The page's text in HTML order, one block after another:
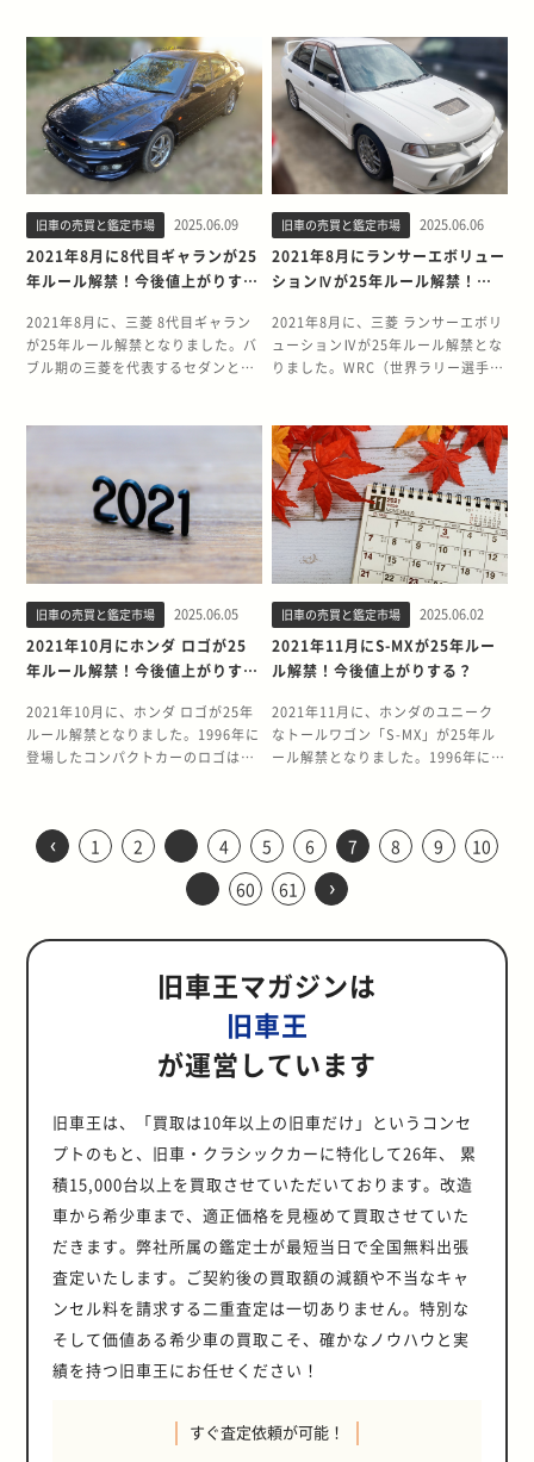
NR-A（6MT） 専用のスポーツイベ
ントが開催されるなど、モータース
ポーツを楽しむことに振ったベース
グレードです。ロードスターならで
はのこぎみ良い走りと、フロントサ
スタワーバーによる高い剛性感を得
られるのが魅力です。普段使いとス
ポーツシーンの両方を楽しみたいユ
ーザーに人気のグレードです。
RS（6MT） ロードスターの最上級
グレードです。専用のビルシュタイ
ン製ダンパーで質感の高い走りを楽
目を移すと最上級グレードらしく、
アルカンターラとナッパレザーが組
み合わされたRECARO社製シートが
ン ここからは、査定を有利にするた
めのオプション3選をお伝えしま
す。 Boseサウンドシステム ロード
スターに専用設計された合計9個の
スピーカーが、オープンスポーツカ
ーでありながら豊かなサウンドを可
能にしています。さらにロードスタ
ーのソフトトップ開閉を自動認識
し、状況に合わせて適切なチューニ
つく車両には決まって装着されてい
るほど、査定でプラスになるオプシ
ョンです。 ※Sレザーパッケージで
クルーズコントロールや交通標識認
識システム（TSR）、ドライバーア
テンションアラート（DAA）といっ
た運転支援を充実させるオプション
いる昨今においては、必須ともいえ
る装備であり、査定でもプラスにな
ります。 エアロパーツ ロードスタ
でなく、乗り心地にも寄与する人気
のオプションです。具体的にはエア
ロパーツにより空気の流れが整うた
上につながります。査定では全体の
バランスが重視されるため、社外品
ではなく、純正のエアロパーツが装
着されているとプラス査定が期待で
きます。 まとめ NDロードスターは
る車種のため、売却を考えるなら早
い方がおすすめです。当然ながら流
通量が多くなると、その分リセール
またスポーツカーは、走行距離や状
態の良さも評価に大きく影響しま
ーションフォルムだったこともあ
り、当時の人気はそこまで高くあり
ませんでした。 5代目シビックタイ
プR（FK2型・2015年発売）は、従
来のNAエンジンからターボチャージ
ャーエンジンに変更し、トルクフル
な走りが魅力のクルマです。その高
い運動性能で、2015年にニュルブル
クリンクサーキットでFF最速の称号
を手に入れたのは、記憶に新しいと
ころです。さらに日本導入数が750
台と少ないため、希少性が高いのも
イプR（FK8型・2017年発売）は、
ベースモデルとなるシビックの設計
をもとにした開発ではなく、タイプ
を辿った一台です。リアサスペンシ
ョンがマルチリンク式になり、進化
したレブマッチシステムと相まっ
て、2017年にニュルブルクリンクサ
ーキットのFF最速の座を奪い返しま
した。イギリスのカーオブザイヤー
に選ばれたことも影響し、歴代のタ
イプR史上最高の47,200台を販売し
ています。 7代目シビックタイプ
R（FL5型・2022年発売予定）は、
「Ultimate SPORT 2.0」をコンセ
ーの集大成モデルです。詳しいスペ
ックは現時点で未発表ですが、現行
のシビックをベースに各所ブラッシ
割型の運転席シートなど、新しいタ
イプRの発売が今から待ち遠しい限
りです。 特徴 高出力かつ高回転ま
で伸びのあるエンジンとキビキビと
タイプRの特徴です。徹底した空力
度域でも走りを楽しめるため、日本
を獲得している一台といえます。 シ
ビックタイプR FK8のリセールバリ
ューは良い？ シビックタイプRのリ
傾向です。背景として、もともと流
通量が少ない限定性と、内燃機関の
みで走る最後のタイプRとしての希
少性があります。リセールの状況を
見ると、3年後のリセールバリュー
バリュー（FK2）でも82%と驚異的
なリセールバリューを維持していま
す。人気のボディカラーはチャンピ
査定が狙えるオプション ここから
は、高額査定が狙える3つのオプシ
をより高めるオプションとして人気
が高く、日本車仕様にカスタマイズ
して乗る方やオリジナルの状態で乗
りたいと考えている方が多く存在し
ます。そのため、アメリカの日本車
愛好家にとって、25年ルール解禁は
まさに待ち望んでいた機会なので
す。 ▼詳しくはこちらアメリカ「25
年ルール」とは？名車の中古相場が
急騰するしくみ 25年ルール解禁でヴ
ェロッサは値上がりする？ 25年ルー
ルの解禁により、ヴェロッサの中古
車価格に変化が生じる可能性があり
すると、極端な値上がりは期待でき
ないでしょう。 ヴェロッサは、わず
か3年で製造・販売が終了した希少
いる個体数が限られているため、コ
また、トヨタのスポーツセダンとし
て洗練されたデザインと優れた走行
性能を兼ね備えているため、アメリ
カの日本車愛好家の注目を集める可
能性があります。 一方で、スカイラ
インGT-Rやランサーエボリューシ
ョンといった有名スポーツカーと比
較すると、海外での認知度や人気は
やや控えめです。そのため、値上が
い可能性もあります。 25年ルールが
解禁されるヴェロッサの魅力 ヴェロ
ッサの魅力は、高級セダンとしての
は、流麗で洗練されたデザインが特
徴で、当時としてはモダンで先進的
なスタイリングを採用していまし
た。 エンジンラインナップには、
FSE型）2.0L 直列6気筒（1G-FE
型）が設定されていました。特に
1JZ-GTEエンジンを搭載したモデル
は、最大出力280psを発生し、セダ
ンでありながらスポーツカーに匹敵
する加速性能を誇りました。また、
トヨタの先進技術であるVVT-i（可
し、高い走行性能と安定性を実現し
ました。 インテリアについても、高
セダンにふさわしい上質な空間を演
出しています。また、当時の最新装
備であるDVDナビゲーションシステ
ムやプレミアムサウンドシステムな
ども採用されており、快適性と利便
性を高いレベルで両立していまし
た。 ヴェロッサ以外で2026年に25
年ルールが解禁される車種一覧
2026年は、ヴェロッサ以外にも注目
ます。それぞれの解禁時期は以下の
とおりです。 ・アレックス（1
です。 ▼詳しくはこちらアメリカ
「25年ルール」とは？名車の中古相
場が急騰するしくみ 25年ルール解禁
で3代目ウィンダムは値上がりす
る？ 3代目ウィンダムの25年ルール
解禁による価格変動については、慎
重にチェックしていく必要がありま
す。 確かにアメリカでレクサスES
として親しまれていたモデルである
ことから、一定の需要は期待できる
でしょう。特に、日本独自の装備や
仕様を持つグレードについては、コ
があります。 しかし、3代目ウィン
ダムはスポーツカーではなく高級セ
ダンという性格上、R34スカイライ
ンのように劇的に価格が高騰するこ
とはないかもしれません。また、中
古車価格は需要と供給のバランス、
個体の状態、装備内容などによって
決まります。そのため、すべての3
代目ウィンダムが必ず値上がりする
とは言い難い状況です。 25年ルール
が解禁される3代目ウィンダムの魅
力 3代目ウィンダムの最大の魅力
は、トヨタが誇る上質な乗り心地と
洗練されたデザインを両立している
点です。搭載される3.0L V6エンジ
最大トルク30.5kg・mを発生し、高
級セダンにふさわしいスムーズで力
強い走りを実現しました。 内装にお
術力を結集した快適装備が満載でし
た。 さらに、北米市場でレクサスブ
ランドとして販売されていたという
事実は、その品質の高さを物語って
といった高級セダンに求められる要
の自動車技術の粋を集めたモデルと
して評価されています。 3代目ウィ
ンダム以外で2026年に25年ルール
が解禁される車種一覧 2026年は、3
代目ウィンダム以外にも注目すべき
す。それぞれの解禁は以下のとおり
です。 ・アレックス（1月）・2代目
ータ（7月）・ヴェロッサ（7月）・
アリオン（12月） まとめ 2001年か
ら2006年にかけて製造された3代目
ウィンダムが、2026年8月に25年ル
ール解禁を迎えます。北米でレクサ
スESとして親しまれていた背景か
ら、アメリカ市場での一定の需要が
期待される一方、全体的な価格高騰
の可能性は低く、状態のよい個体や
想されます。 3代目ウィンダムの売
却をご検討の方は、旧車専門の買取
25年ルールとは？ 25年ルールと
は、製造から25年以上経過した右ハ
ンドルのクルマをアメリカ国内にそ
のまま輸入できる法律の例外にあた
る特別ルールのことです。 アメリカ
では、原則として右ハンドル車の輸
入が禁止されているため、日本車や
イギリス車などをそのまま輸入でき
ません。しかし、製造から25年が経
過したクルマであれば、クラシック
カーとしての登録が可能となりま
す。この例外のルールにより、右ハ
ンドル車である日本車をそのままの
仕様で輸入できるようになるので
す。 ▼詳しくはこちらアメリカ「25
テップワゴンは値上がりする？ 25年
の中古車価格は変動する可能性があ
りますが、スポーツカーのような劇
的な高騰にはならないでしょう。 ス
テップワゴンはファミリーカーとし
て実用性重視で開発されており、コ
レクター性やスポーツ性を求める層
よりも、実用性を重視するユーザー
から支持されやすいクルマです。ア
メリカでは大型SUVやミニバンが主
流のため、コンパクトミニバンの需
し、日本車の高い品質と燃費性能、
そして独特のパッケージングに興味
を持つアメリカのユーザーから注目
い装備を持つグレードについては、
一定の価格上昇が期待できるでしょ
う。 25年ルールが解禁されるステッ
プワゴンの魅力 ステップワゴン最大
ズでありながら広い室内空間を実現
した革新的なパッケージングです。
全長約4,600mm、全幅約1,700mm
というサイズに対して、3列シート
の8人乗りを可能にした設計は、当
時の日本の道路事情と駐車場事情を
考慮した傑作といえます。 初代ステ
B20B型エンジンが搭載されてお
り、最大出力125ps、最大トルク
18.5kg・mを発揮。ミニバンとして
は十分なパワーを持ちながら、優れ
た燃費性能を実現していました。さ
らに、低床設計により乗り降りがし
も安心して利用できる設計となって
います。 シートアレンジの豊富さも
大きな魅力で、2列目・3列目シート
を確保でき、アウトドアや引っ越し
能です。 ステップワゴン以外で
2021年に25年ルールが解禁された
ーカーとして幅広い層に愛用されて
います。 アメリカでは日本の実用車
に対する関心が高まっており、特に
ステーションワゴンやワンボックス
タイプのクルマは、その機能性から
一定の需要が見込まれています。25
年ルールの解禁により、アメリカの
日本車愛好家がウイングロードの実
用性に注目する可能性があるでしょ
う。 そもそも25年ルールとは？ 25
年ルールは、製造から25年以上経過
した右ハンドルのクルマをアメリカ
国内にそのまま輸入できる法律の例
外にあたる特別ルールです。 アメリ
カでは、原則として右ハンドル車を
ことができないのです。しかし、製
造から25年が経過したクルマであれ
ば、クラシックカーとして登録する
ことが可能となるため、右ハンドル
車である日本車やイギリス車をその
まま輸入できるようになります。 ア
メリカでは日本車の人気が高く、ゲ
ーム「GRAN TURISMOⓇ THE
REAL DRIVING SIMULATOR」や映
画「ワイルド・スピード」などの影
響で、日本車に対する憧れを持つ方
が多数存在します。こうした背景か
る方々が多く、解禁と同時に輸入需
要が高まる傾向があります。 ▼詳し
くはこちらアメリカ「25年ルール」
ドは値上がりする？ 25年ルール解禁
により、ウイングロードにはあまり
大きな価格変動が見られないと考え
られます。ウイングロードは実用性
スポーツカーのような劇的な価格高
騰は期待できないでしょう。 しか
し、日本車の高い信頼性と燃費性能
に魅力を感じるユーザーからの関心
が見込まれるため、状態のよい個体
については従来よりも高値で取引さ
れる可能性があります。 25年ルール
ウイングロードの最大の魅力は、コ
ンパクトなボディサイズながら優れ
た積載性能を実現している点です。
全長約4,000mm、全幅約1,600mm
というサイズは、日本の道路環境に
適しており、取り回しのよさと実用
ロードには、1.5L直列4気筒エンジ
ンのGA15DEと1.8L直列4気筒エン
ジンのSR18DEが設定されました。
105ps、最大トルク13.8kg・mを発
ンスを発揮します。 荷室の使い勝手
にも優れ、リアシートを倒すことで
い中古車価格に変動が起きる可能性
があります。 今回は、3代目シーマ
の25年ルール解禁の背景と、モデル
の魅力について詳しく解説します。
今後の動向を見極める参考として、
ぜひご活用ください。 2021年6月に
3代目シーマが25年ルール解禁！
型）の25年ルールが解禁されまし
た。3代目シーマは1996年から2001
年にかけて製造された日産のフラッ
余韻が残る時代に登場したこのモデ
ルは、「シーマ現象」と呼ばれる社
会現象を巻き起こした先代の系譜を
た。特に海外のクルマ愛好家から
デルとして高い評価を受けており、
25年ルールの解禁を心待ちにしてい
た方も多いでしょう。 そもそも25年
ルールとは？ 25年ルールは、製造か
ら25年以上経過した右ハンドルのク
ルマをアメリカ国内にそのまま輸入
できる法律の例外にあたる特別ルー
ルです。 アメリカでは、原則として
右ハンドル車を輸入できません。つ
まり、日本車やイギリス車などをそ
のまま輸入できないのです。しか
し、製造から25年が経過したクルマ
であれば、クラシックカーとして登
す。 ▼詳しくはこちらアメリカ「25
年ルール」とは？名車の中古相場が
急騰するしくみ 25年ルール解禁で3
代目シーマは値上がりする？ 25年ル
中古車価格は一定の影響を受ける可
能性があります。しかし、他の人気
スポーツカーと比較すると、価格上
昇の幅は限定的になると予想されま
す。 3代目シーマは高級セダンとい
うカテゴリーのため、アメリカ市場
車文化に興味を持つコレクターや、
独特のデザインに魅力を感じる愛好
家からの需要は見込まれますが、ス
起こりにくいでしょう。 ただし、状
態のよい個体や希少なグレードなど
は、コレクション性の高さから一定
の価格上昇が期待できます。また、
当時の最新技術を搭載したモデルと
しての価値も評価される可能性があ
ります。 25年ルールが解禁される3
代目シーマの魅力 3代目シーマの最
車技術を結集した贅沢な装備と上質
な乗り心地です。 エンジンは、4.1L
す。特にVR-4グレードは、力強いパ
ワートレインを搭載し、実用性とス
ポーツ性能を高次元で両立した稀有
な存在として評価されています。 25
年ルールの解禁により、アメリカ市
場での需要増加が期待され、中古車
価格への影響が注目されています。
解禁！ 2021年9月に、三菱 レグナム
の25年ルールが解禁されました。レ
グナムは1996年から2002年にかけ
ゴンで、三菱自動車が手がけた独創
的なモデルの1つです。 特に注目す
べきは、1997年9月に登場したVR-4
高出力280psを発生する高性能モデ
ルとして話題を集めました。当時と
しては珍しいスポーツワゴンという
ジャンルを確立し、実用性とスポー
ツ性能を両立した画期的なクルマと
して評価されています。 アメリカで
は、このような実用的でありながら
高性能なワゴンモデルへの関心が高
く、25年ルール解禁を待ち望んでい
たファンも多いと考えられます。レ
グナムの解禁により、アメリカ市場
に新たなジャンルのクルマが導入さ
れることになるでしょう。 そもそも
25年ルールとは？ 25年ルールと
は、製造から25年以上経過した右ハ
では、原則として右ハンドル車を輸
入できません。つまり、日本車やイ
ギリス車などをそのまま輸入するこ
とができないのです。しかし、製造
ば、クラシックカーとしての登録が
可能となるため、右ハンドル車であ
る日本車やイギリス車をそのまま輸
入できるようになります。 ▼詳しく
はこちらアメリカ「25年ルール」と
は？名車の中古相場が急騰するしく
り、レグナムの中古車価格に変動が
生じる可能性があります。特にVR-4
グレードについては、その希少性と
市場での需要増加が予想されます。
レグナムVR-4は、最高出力280psパ
ワートレインを持ちながら、より実
用的なワゴンボディを採用している
点が大きな魅力です。アメリカで
は、このような「日常使いできる高
性能車」への需要が高く、特に家族
持ちのエンスージアストから注目さ
格上昇については慎重に見極める必
要があります。レグナムは他の25年
旧車の売買と鑑定市場 2025.06.09
2021年8月に8代目ギャランが25
年ルール解禁！今後値上がりす
2021年8月に、三菱 8代目ギャラン
が25年ルール解禁となりました。バ
ブル期の三菱を代表するセダンとし
影響が出る可能性があります。 今
回は、8代目ギャランの25年ルール
解禁の背景と、モデルの魅力につい
て詳しく解説します。旧車愛好家の
方や売却を検討されている方は、ぜ
に8代目ギャランが25年ルール解
禁！ 2021年8月に、8代目ギャラン
の25年ルールが解禁されました。8
代目ギャランは1996年から2005年
にかけて製造された三菱のミドルサ
イズセダンで、同社の技術力を結集
した意欲作として登場しました。 特
販車に活かしたこのモデルは、ラリ
ーファンや走行性能を重視するユー
ザーから高い評価を受けていまし
た。また、上質な内装と洗練された
ル期の豊かさを象徴するクルマとし
ても人気を集めています。 アメリカ
の日本車愛好家にとって、右ハンド
ルの8代目ギャランをオリジナル仕
さに待ち望んでいた瞬間といえるで
ドや特別仕様車への関心は非常に高
いものと予想されます。 そもそも25
年ルールとは？ 25年ルールとは、製
造から25年以上経過した右ハンドル
のクルマをアメリカ国内にそのまま
輸入できる法律の例外にあたる特別
ルールのことです。 アメリカでは、
原則として右ハンドル車を輸入でき
車などをそのまま輸入できないので
す。しかし、製造から25年が経過し
たクルマであれば、クラシックカー
車をそのまま輸入できるようになり
旧車の売買と鑑定市場 2025.06.06
2021年8月にランサーエボリュー
ションⅣが25年ルール解禁！今
2021年8月に、三菱 ランサーエボリ
ューションⅣが25年ルール解禁とな
りました。WRC（世界ラリー選手
的な走行性能で多くのファンを魅了
してきました。25年ルール解禁によ
り、アメリカ市場での需要増加が予
想され、国内の中古車価格にも大き
な影響を与える可能性があります。
今回は、ランエボⅣの25年ルール解
禁の背景と、今後の価格動向につい
ランサーエボリューションⅣが25年
ルール解禁！ 1996年8月に発売され
たランサーエボリューションⅣが、
2021年8月についに25年ルール解禁
を迎えました。ランエボⅣは、三菱
自動車がWRCでの経験を活かして開
発した高性能4WDスポーツセダン
4気筒ターボエンジン「4G63」を搭
載し、最高出力280ps、最大トルク
36.0kgmを発生することです。ま
た、フルタイム4WDシステム
ル）」を初搭載し、優れたトラクシ
ョン性能とコーナリング性能を実現
しています。このような革新的な技
術により、ランエボⅣは国内外で高
ンに愛され続けています。 25年ルー
ァンがついに本物のランエボⅣを手
に入れることができるようになり、
海外からの注目度はさらに高まるこ
とが予想されます。 そもそも25年ル
ールとは？ 25年ルールとは、製造か
ら25年以上経過した右ハンドルのク
ルマをアメリカ国内にそのまま輸入
できる法律の例外にあたる特別ルー
して右ハンドル車を輸入できません
が、製造から25年が経過したクルマ
であれば、クラシックカーとしての
入できるようになります。オリジナ
旧車の売買と鑑定市場 2025.06.05
2021年10月にホンダ ロゴが25
年ルール解禁！今後値上がりす
2021年10月に、ホンダ ロゴが25年
ルール解禁となりました。1996年に
登場したコンパクトカーのロゴは、
ールの解禁により、アメリカの日本
車ファンからの注目が高まり、中古
車価格に変化が生じる可能性があり
ルール解禁の背景と、モデルの魅力
について詳しく解説します。 2021
年10月にホンダ ロゴが25年ルール
の25年ルールが解禁されました。ロ
ゴは1996年10月から2001年6月まで
販売されたホンダのコンパクトカー
優れた燃費性能が大きな特徴で、経
価を得ていました。 25年ルールの解
禁により、アメリカの日本車愛好家
にとって新たな選択肢が加わること
Domestic Market）スタイルを好む
アメリカのファンにとって、日本仕
様のロゴは魅力的な存在となるでし
ょう。 そもそも25年ルールとは？
25年ルールとは、製造から25年以上
経過した右ハンドルのクルマをアメ
す。 アメリカでは、原則として右ハ
旧車の売買と鑑定市場 2025.06.02
2021年11月にS-MXが25年ルー
ル解禁！今後値上がりする？
2021年11月に、ホンダのユニーク
なトールワゴン「S-MX」が25年ル
ール解禁となりました。1996年に登
可能性があります。 今回は、S-MX
の25年ルール解禁の背景と今後の市
場動向、そしてこのユニークなクル
す。旧車愛好家の方や売却を検討さ
さい。 2021年11月にS-MXが25年ル
S-MXの25年ルールが解禁されまし
た。S-MXは1996年から2002年まで
製造されたトールワゴンです。当時
トバンパーやリアスタイルを中心に
ました。メーカー純正のほか、有名
パーツメーカーである無限からもカ
スタムパーツが数多く販売され、自
しての側面も強いモデルです。 海外
でも日本独特のコンパクトなクルマ
として、25年ルール解禁をきっかけ
にS-MXへの関心が高まる可能性が
あります。 そもそも25年ルールと
は？ 25年ルールとは、製造から25
る法律の例外にあたる特別ルールの
‹ 1 2 4 5 6 7 8 9
10
60
61 ›
旧車王マガジンは
旧車王
が運営しています
旧車王は、「買取は10年以上の旧車だけ」というコンセ
プトのもと、旧車・クラシックカーに特化して26年、 累
積15,000台以上を買取させていただいております。改造
車から希少車まで、適正価格を見極めて買取させていた
だきます。弊社所属の鑑定士が最短当日で全国無料出張
査定いたします。ご契約後の買取額の減額や不当なキャ
ンセル料を請求する二重査定は一切ありません。特別な
そして価値ある希少車の買取こそ、確かなノウハウと実
績を持つ旧車王にお任せください！
すぐ査定依頼が可能！